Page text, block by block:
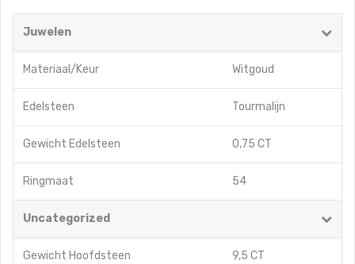
Juwelen
Materiaal/Keur Witgoud
Edelsteen Tourmalijn
Gewicht Edelsteen 0,75 CT
Ringmaat 54
Uncategorized
Gewicht Hoofdsteen 9,5 CT